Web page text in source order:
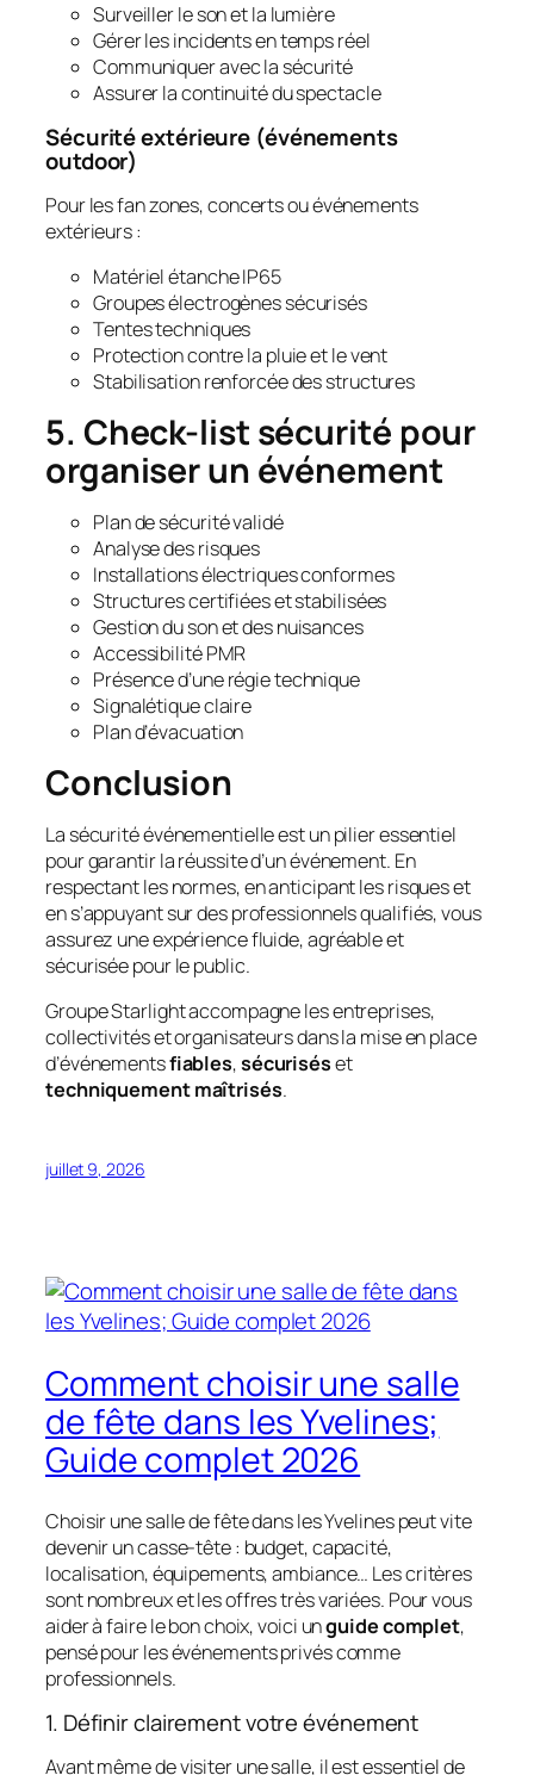
Surveiller le son et la lumière
Gérer les incidents en temps réel
Communiquer avec la sécurité
Assurer la continuité du spectacle
Sécurité extérieure (événements
outdoor)
Pour les fan zones, concerts ou événements
extérieurs :
Matériel étanche IP65
Groupes électrogènes sécurisés
Tentes techniques
Protection contre la pluie et le vent
Stabilisation renforcée des structures
5. Check-list sécurité pour
organiser un événement
Plan de sécurité validé
Analyse des risques
Installations électriques conformes
Structures certifiées et stabilisées
Gestion du son et des nuisances
Accessibilité PMR
Présence d’une régie technique
Signalétique claire
Plan d’évacuation
Conclusion
La sécurité événementielle est un pilier essentiel
pour garantir la réussite d’un événement. En
respectant les normes, en anticipant les risques et
en s’appuyant sur des professionnels qualifiés, vous
assurez une expérience fluide, agréable et
sécurisée pour le public.
Groupe Starlight accompagne les entreprises,
collectivités et organisateurs dans la mise en place
d’événementsfiables,sécuriséset
techniquement maîtrisés.
juillet 9, 2026
Comment choisir une salle
de fête dans les Yvelines;
Guide complet 2026
Choisir une salle de fête dans les Yvelines peut vite
devenir un casse‑tête : budget, capacité,
localisation, équipements, ambiance… Les critères
sont nombreux et les offres très variées. Pour vous
aider à faire le bon choix, voici unguide complet,
pensé pour les événements privés comme
professionnels.
1. Définir clairement votre événement
Avant même de visiter une salle, il est essentiel de